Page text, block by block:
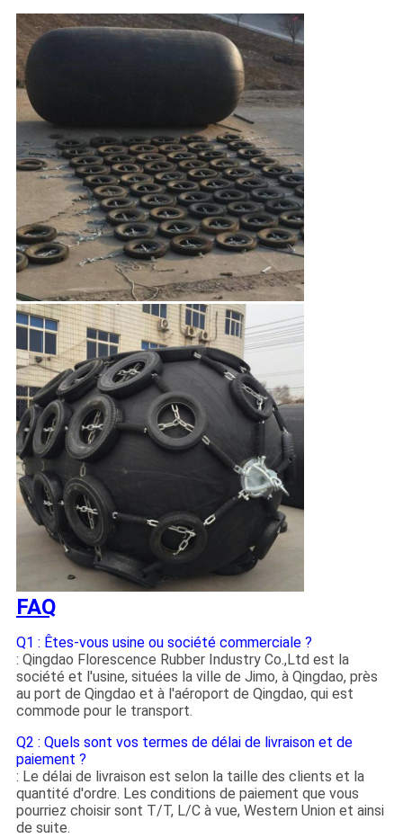
FAQ
Q1 : Êtes-vous usine ou société commerciale ?
: Qingdao Florescence Rubber Industry Co.,Ltd est la
société et l'usine, situées la ville de Jimo, à Qingdao, près
au port de Qingdao et à l'aéroport de Qingdao, qui est
commode pour le transport.
Q2 : Quels sont vos termes de délai de livraison et de
paiement ?
: Le délai de livraison est selon la taille des clients et la
quantité d'ordre. Les conditions de paiement que vous
pourriez choisir sont T/T, L/C à vue, Western Union et ainsi
de suite.